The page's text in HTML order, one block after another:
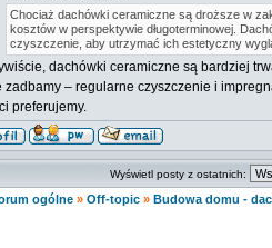
Chociaż dachówki ceramiczne są droższe w
kosztów w perspektywie długoterminowej.
czyszczenie, aby utrzymać ich estetyczny
dachówki ceramiczne są bardziej
zadbamy – regularne czyszczenie i
preferujemy.
Wyświetl posty z ostatnich:
ogólne » Off-topic » Budowa domu -